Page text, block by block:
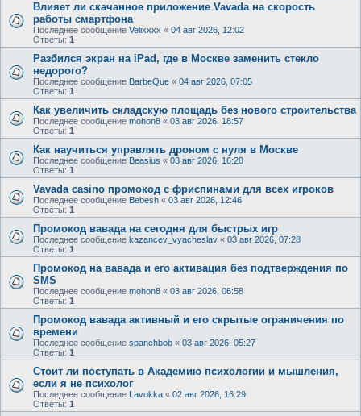
Влияет ли скачанное приложение Vavada на скорость
работы смартфона
Последнее сообщение Velixxxx « 04 авг 2026, 12:02
Ответы: 1
Разбился экран на iPad, где в Москве заменить стекло
недорого?
Последнее сообщение BarbeQue « 04 авг 2026, 07:05
Ответы: 1
Как увеличить складскую площадь без нового строительства
Последнее сообщение mohon8 « 03 авг 2026, 18:57
Ответы: 1
Как научиться управлять дроном с нуля в Москве
Последнее сообщение Beasius « 03 авг 2026, 16:28
Ответы: 1
Vavada casino промокод с фриспинами для всех игроков
Последнее сообщение Bebesh « 03 авг 2026, 12:46
Ответы: 1
Промокод вавада на сегодня для быстрых игр
Последнее сообщение kazancev_vyacheslav « 03 авг 2026, 07:28
Ответы: 1
Промокод на вавада и его активация без подтверждения по
SMS
Последнее сообщение mohon8 « 03 авг 2026, 06:58
Ответы: 1
Промокод вавада активный и его скрытые ограничения по
времени
Последнее сообщение spanchbob « 03 авг 2026, 05:27
Ответы: 1
Стоит ли поступать в Академию психологии и мышления,
если я не психолог
Последнее сообщение Lavokka « 02 авг 2026, 16:29
Ответы: 1